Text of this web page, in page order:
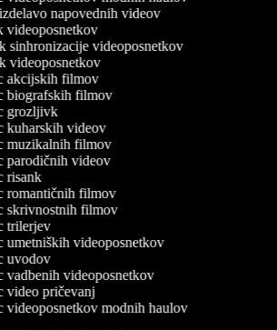
izdelavo napovednih videov
videoposnetkov
sinhronizacije videoposnetkov
videoposnetkov
akcijskih filmov
biografskih filmov
grozljivk
kuharskih videov
muzikalnih filmov
parodičnih videov
risank
romantičnih filmov
skrivnostnih filmov
trilerjev
umetniških videoposnetkov
uvodov
vadbenih videoposnetkov
video pričevanj
videoposnetkov modnih haulov